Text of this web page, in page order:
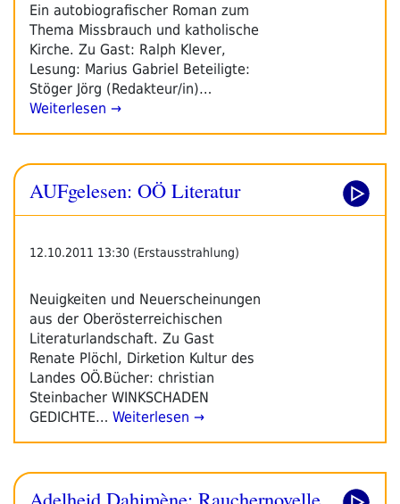
Ein autobiografischer Roman zum
Thema Missbrauch und katholische
Kirche. Zu Gast: Ralph Klever,
Lesung: Marius Gabriel Beteiligte:
Stöger Jörg (Redakteur/in)…
Weiterlesen →
AUFgelesen: OÖ Literatur
12.10.2011 13:30 (Erstausstrahlung)
Neuigkeiten und Neuerscheinungen
aus der Oberösterreichischen
Literaturlandschaft. Zu Gast
Renate Plöchl, Dirketion Kultur des
Landes OÖ.Bücher: christian
Steinbacher WINKSCHADEN
GEDICHTE… Weiterlesen →
Adelheid Dahimène: Rauchernovelle